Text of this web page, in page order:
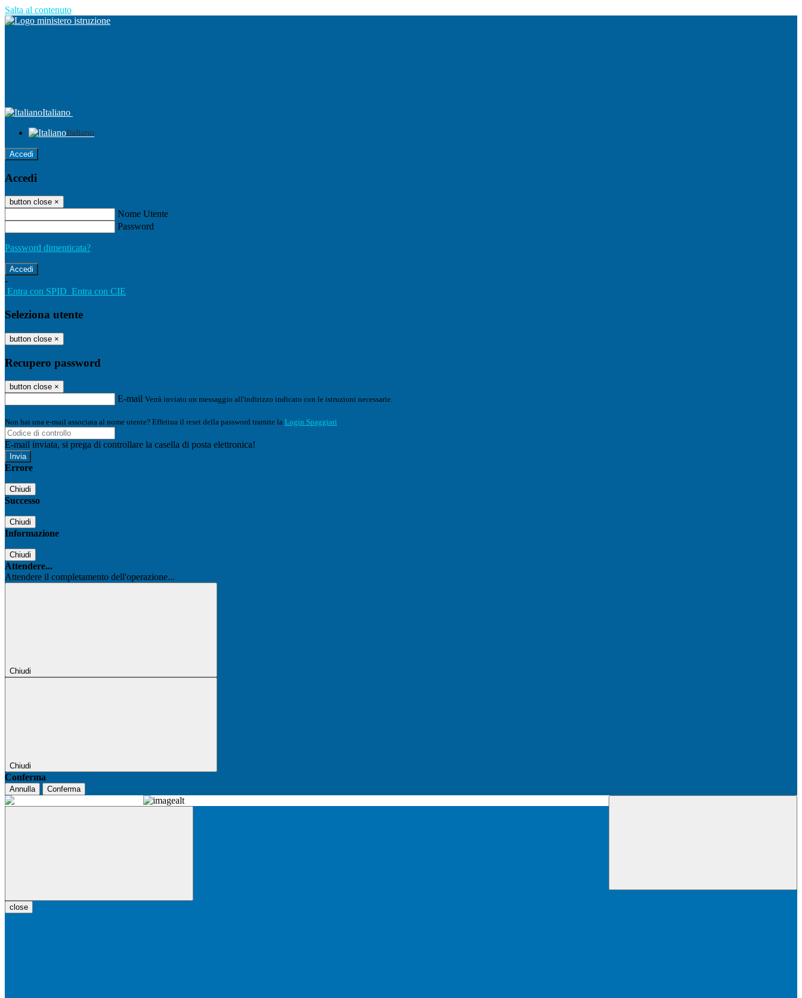
Salta al contenuto
Italiano
Italiano
Accedi
Accedi
button close ×
Nome Utente
Password
Password dimenticata?
-
Entra con SPID Entra con CIE
Seleziona utente
button close ×
Recupero password
button close ×
E-mail Verrà inviato un messaggio all'indirizzo indicato con le istruzioni necessarie.
Non hai una e-mail associata al nome utente? Effettua il reset della password tramite la Login Spaggiari
E-mail inviata, si prega di controllare la casella di posta elettronica!
Errore
Chiudi
Successo
Chiudi
Informazione
Chiudi
Attendere...
Attendere il completamento dell'operazione...
Chiudi
Chiudi
Conferma
Annulla Conferma
close